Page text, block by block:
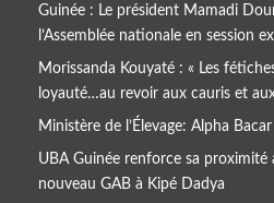
Guinée : Le président Mamadi
l’Assemblée nationale en session
Morissanda Kouyaté : « Les
loyauté…au revoir aux cauris et
Ministère de l’Élevage: Alpha
UBA Guinée renforce sa proximité
nouveau GAB à Kipé Dadya